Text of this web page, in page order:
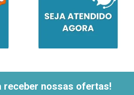
receber nossas ofertas!